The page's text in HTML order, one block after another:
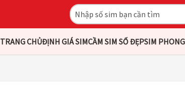
TRANG CHỦĐỊNH GIÁ SIMCẦM SIM SỐ ĐẸPSIM